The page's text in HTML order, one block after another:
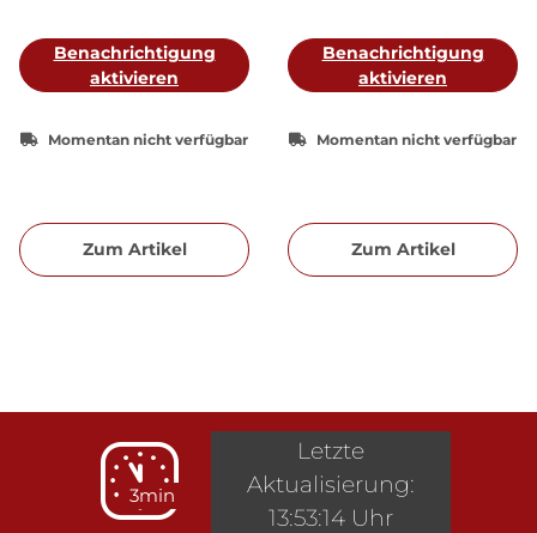
Benachrichtigung
aktivieren
Momentan nicht verfügbar
Zum Artikel
Benachrichtigung
aktivieren
Momentan nicht verfügbar
Zum Artikel
3min
Letzte
Aktualisierung:
13:53:14 Uhr